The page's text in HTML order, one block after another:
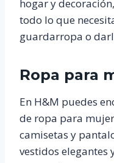
hogar y
todo lo que
guardarropa o
Ropa para
En H&M puedes
de ropa para
camisetas y
vestidos elegantes